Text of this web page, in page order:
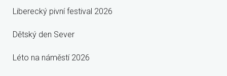
Liberecký pivní festival 2026
Dětský den Sever
Léto na náměstí 2026